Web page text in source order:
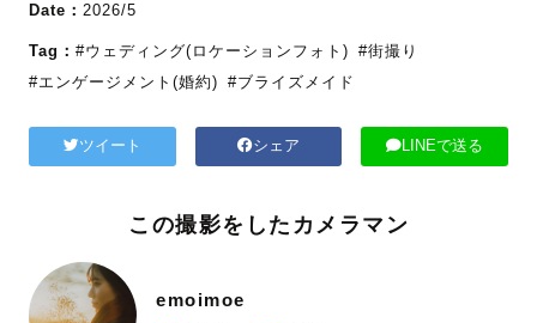
Date： 2026/5
Tag： #ウェディング(ロケーションフォト) #街撮り
#エンゲージメント(婚約) #ブライズメイド
ツイート シェア LINEで送る
この撮影をしたカメラマン
emoimoe